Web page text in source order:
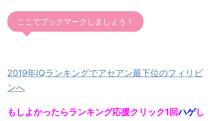
ここでブックマークしましょう！
2019年IQランキングでアセアン最下位のフィリピ
ンへ
もしよかったらランキング応援クリック1回ハゲし